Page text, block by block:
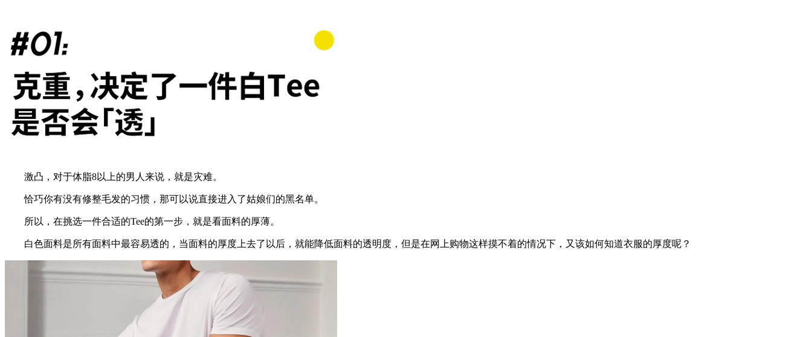
激凸，对于体脂8以上的男人来说，就是灾难。
恰巧你有没有修整毛发的习惯，那可以说直接进入了姑娘们的黑名单。
所以，在挑选一件合适的Tee的第一步，就是看面料的厚薄。
白色面料是所有面料中最容易透的，当面料的厚度上去了以后，就能降低面料的透明度，但是在网上购物这样摸不着的情况下，又该如何知道衣服的厚度呢？